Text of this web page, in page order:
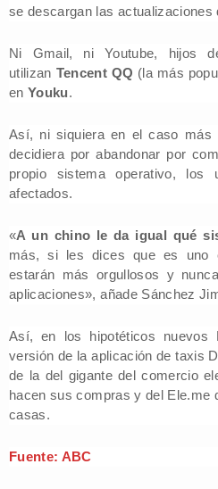
se descargan las actualizaciones
Ni Gmail, ni Youtube, hijos
utilizan Tencent QQ (la más
enYouku.
Así, ni siquiera en el caso más
decidiera por abandonar por
propio sistema operativo, los
afectados.
«A un chino le da igual qué
más, si les dices que es uno
estarán más orgullosos y
aplicaciones», añade Sánchez
Así, en los hipotéticos nuevos
versión de la aplicación de taxis
de la del gigante del comercio
hacen sus compras y del Ele.me
casas.
Fuente: ABC